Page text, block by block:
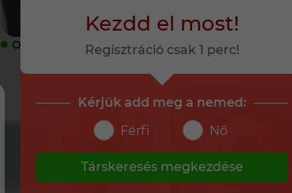
ONLINE ONLINE
Kezdd el most!
Regisztráció csak 1 perc!
Kérjük add meg a nemed:
Férfi
Nő
Társkeresés megkezdése